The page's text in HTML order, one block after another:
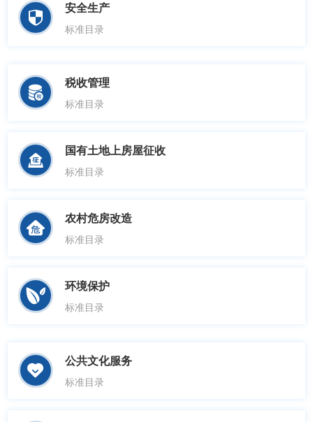
安全生产
标准目录

税收管理
标准目录

国有土地上房屋征收
标准目录

农村危房改造
标准目录

环境保护
标准目录

公共文化服务
标准目录
